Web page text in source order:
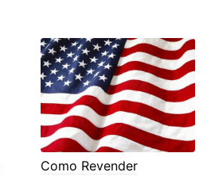
Como Revender